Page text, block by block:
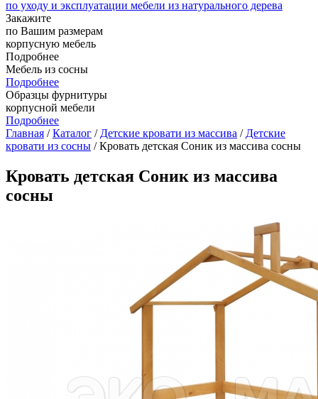
по уходу и эксплуатации мебели из натурального дерева
Закажите
по Вашим размерам
корпусную мебель
Подробнее
Мебель из сосны
Подробнее
Образцы фурнитуры
корпусной мебели
Подробнее
Главная /Каталог / Детские кровати из массива / Детские
кровати из сосны / Кровать детская Соник из массива сосны
Кровать детская Соник из массива
сосны